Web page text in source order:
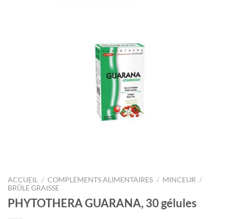
ACCUEIL / COMPLÉMENTS ALIMENTAIRES / MINCEUR /
BRÛLE GRAISSE
PHYTOTHERA GUARANA, 30 gélules